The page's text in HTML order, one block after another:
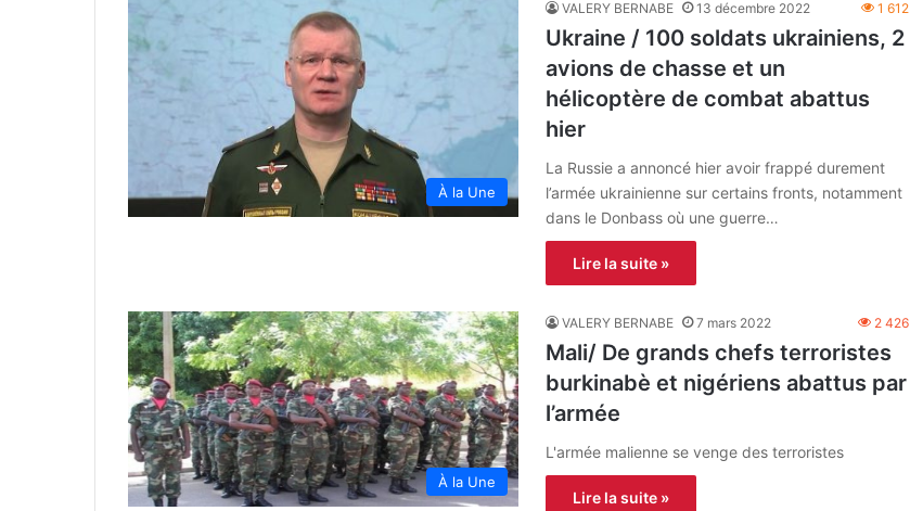
À la Une
VALERY BERNABE 13 décembre 2022 1 612
Ukraine / 100 soldats ukrainiens, 2
avions de chasse et un
hélicoptère de combat abattus
hier
La Russie a annoncé hier avoir frappé durement
l’armée ukrainienne sur certains fronts, notamment
dans le Donbass où une guerre…
Lire la suite »
À la Une
VALERY BERNABE 7 mars 2022 2 426
Mali/ De grands chefs terroristes
burkinabè et nigériens abattus par
l’armée
L'armée malienne se venge des terroristes
Lire la suite »